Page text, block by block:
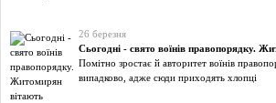
26 березня
Сьогодні - свято воїнів правопорядку.
Помітно зростає й авторитет воїнів
випадково, адже сюди приходять хлопці